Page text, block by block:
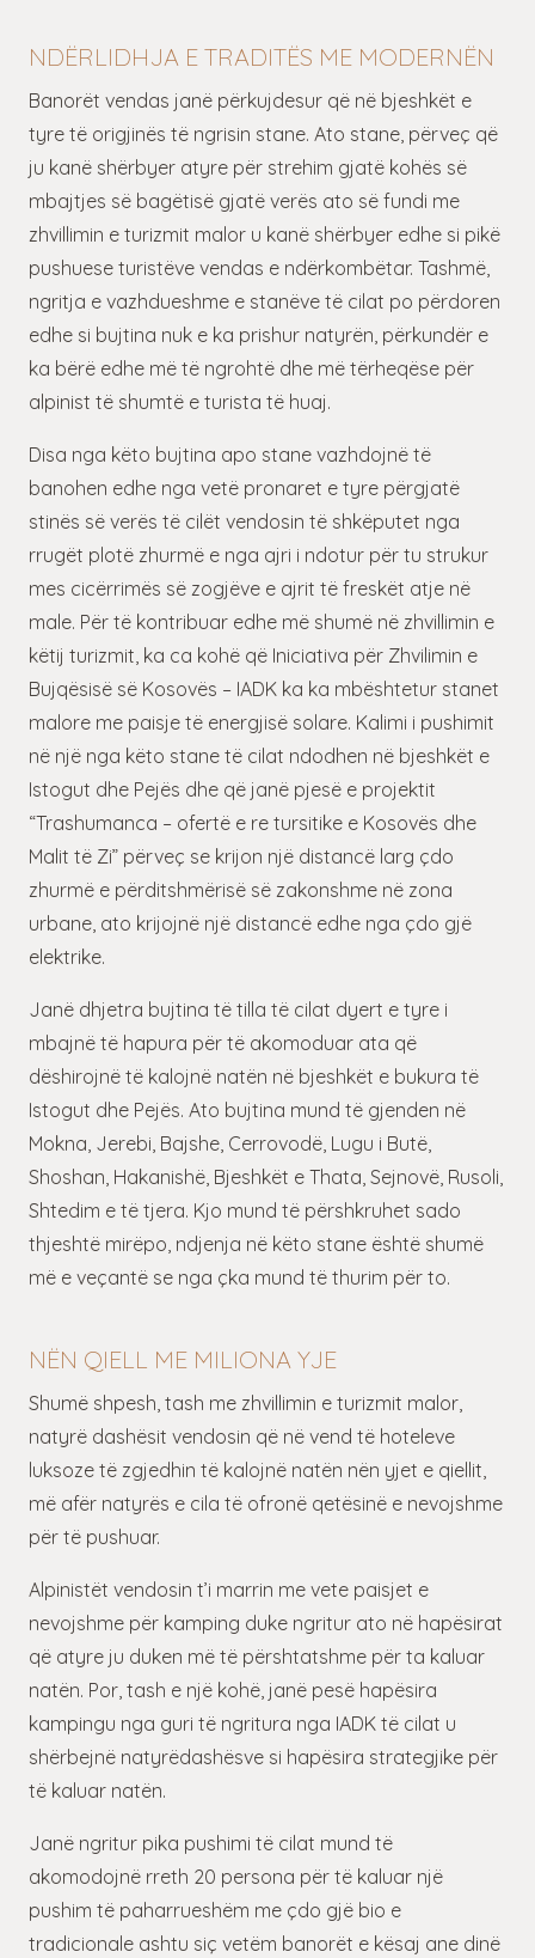
NDËRLIDHJA E TRADITËS ME MODERNËN
Banorët vendas janë përkujdesur që në bjeshkët e
tyre të origjinës të ngrisin stane. Ato stane, përveç që
ju kanë shërbyer atyre për strehim gjatë kohës së
mbajtjes së bagëtisë gjatë verës ato së fundi me
zhvillimin e turizmit malor u kanë shërbyer edhe si pikë
pushuese turistëve vendas e ndërkombëtar. Tashmë,
ngritja e vazhdueshme e stanëve të cilat po përdoren
edhe si bujtina nuk e ka prishur natyrën, përkundër e
ka bërë edhe më të ngrohtë dhe më tërheqëse për
alpinist të shumtë e turista të huaj.
Disa nga këto bujtina apo stane vazhdojnë të
banohen edhe nga vetë pronaret e tyre përgjatë
stinës së verës të cilët vendosin të shkëputet nga
rrugët plotë zhurmë e nga ajri i ndotur për tu strukur
mes cicërrimës së zogjëve e ajrit të freskët atje në
male. Për të kontribuar edhe më shumë në zhvillimin e
këtij turizmit, ka ca kohë që Iniciativa për Zhvilimin e
Bujqësisë së Kosovës – IADK ka ka mbështetur stanet
malore me paisje të energjisë solare. Kalimi i pushimit
në një nga këto stane të cilat ndodhen në bjeshkët e
Istogut dhe Pejës dhe që janë pjesë e projektit
“Trashumanca – ofertë e re tursitike e Kosovës dhe
Malit të Zi” përveç se krijon një distancë larg çdo
zhurmë e përditshmërisë së zakonshme në zona
urbane, ato krijojnë një distancë edhe nga çdo gjë
elektrike.
Janë dhjetra bujtina të tilla të cilat dyert e tyre i
mbajnë të hapura për të akomoduar ata që
dëshirojnë të kalojnë natën në bjeshkët e bukura të
Istogut dhe Pejës. Ato bujtina mund të gjenden në
Mokna, Jerebi, Bajshe, Cerrovodë, Lugu i Butë,
Shoshan, Hakanishë, Bjeshkët e Thata, Sejnovë, Rusoli,
Shtedim e të tjera. Kjo mund të përshkruhet sado
thjeshtë mirëpo, ndjenja në këto stane është shumë
më e veçantë se nga çka mund të thurim për to.
NËN QIELL ME MILIONA YJE
Shumë shpesh, tash me zhvillimin e turizmit malor,
natyrë dashësit vendosin që në vend të hoteleve
luksoze të zgjedhin të kalojnë natën nën yjet e qiellit,
më afër natyrës e cila të ofronë qetësinë e nevojshme
për të pushuar.
Alpinistët vendosin t’i marrin me vete paisjet e
nevojshme për kamping duke ngritur ato në hapësirat
që atyre ju duken më të përshtatshme për ta kaluar
natën. Por, tash e një kohë, janë pesë hapësira
kampingu nga guri të ngritura nga IADK të cilat u
shërbejnë natyrëdashësve si hapësira strategjike për
të kaluar natën.
Janë ngritur pika pushimi të cilat mund të
akomodojnë rreth 20 persona për të kaluar një
pushim të paharrueshëm me çdo gjë bio e
tradicionale ashtu siç vetëm banorët e kësaj ane dinë